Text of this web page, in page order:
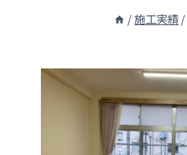
/施工実績/